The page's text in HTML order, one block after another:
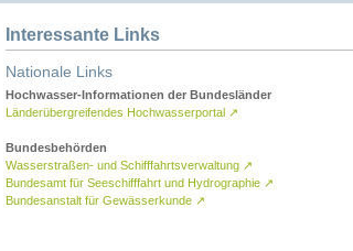
Interessante Links
Nationale Links
Hochwasser-Informationen der Bundesländer
Länderübergreifendes Hochwasserportal ↗
Bundesbehörden
Wasserstraßen- und Schifffahrtsverwaltung ↗
Bundesamt für Seeschifffahrt und Hydrographie ↗
Bundesanstalt für Gewässerkunde ↗